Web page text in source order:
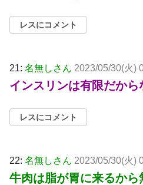
レスにコメント
21: 名無しさん 2023/05/30(火)
インスリンは有限だから
レスにコメント
22: 名無しさん 2023/05/30(火)
牛肉は脂が胃に来るから